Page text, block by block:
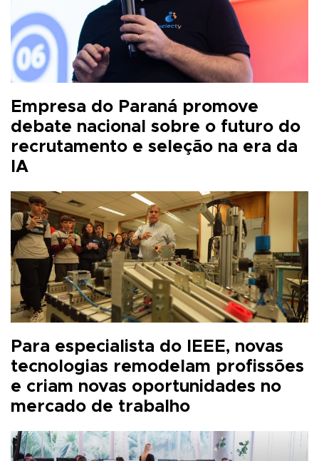
Empresa do Paraná promove
debate nacional sobre o futuro do
recrutamento e seleção na era da
IA
Para especialista do IEEE, novas
tecnologias remodelam profissões
e criam novas oportunidades no
mercado de trabalho